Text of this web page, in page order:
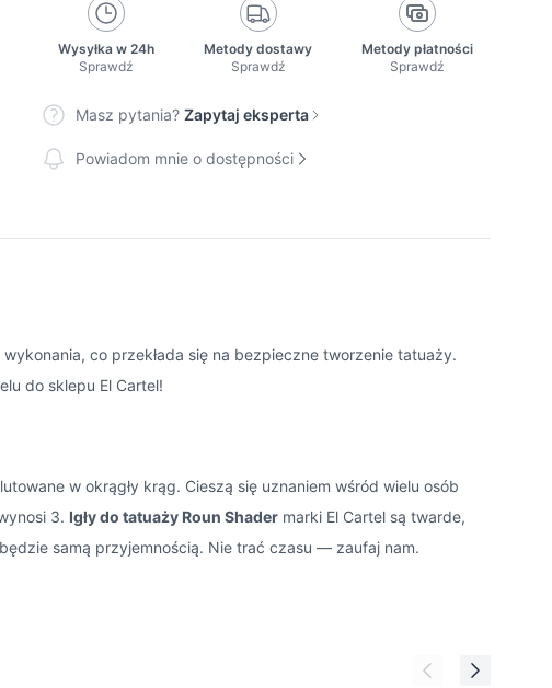
Wysyłka w 24h
Sprawdź
Metody dostawy
Sprawdź
Metody płatności
Sprawdź
Masz pytania? Zapytaj eksperta
Powiadom mnie o dostępności
co przekłada się na bezpieczne tworzenie tatuaży.
do sklepu El Cartel!
w okrągły krąg. Cieszą się uznaniem wśród wielu osób
3. Igły do tatuaży Roun Shader marki El Cartel są twarde,
samą przyjemnością. Nie trać czasu — zaufaj nam.